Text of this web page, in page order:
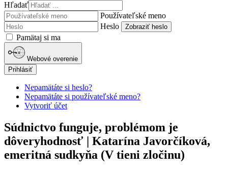
Hľadať
Používateľské meno
Heslo
Zobraziť heslo
Pamätaj si ma
Webové overenie
Prihlásiť
Nepamätáte si heslo?
Nepamätáte si používateľské meno?
Vytvoriť účet
Súdnictvo funguje, problémom je
dôveryhodnosť | Katarína Javorčíková,
emeritná sudkyňa (V tieni zločinu)